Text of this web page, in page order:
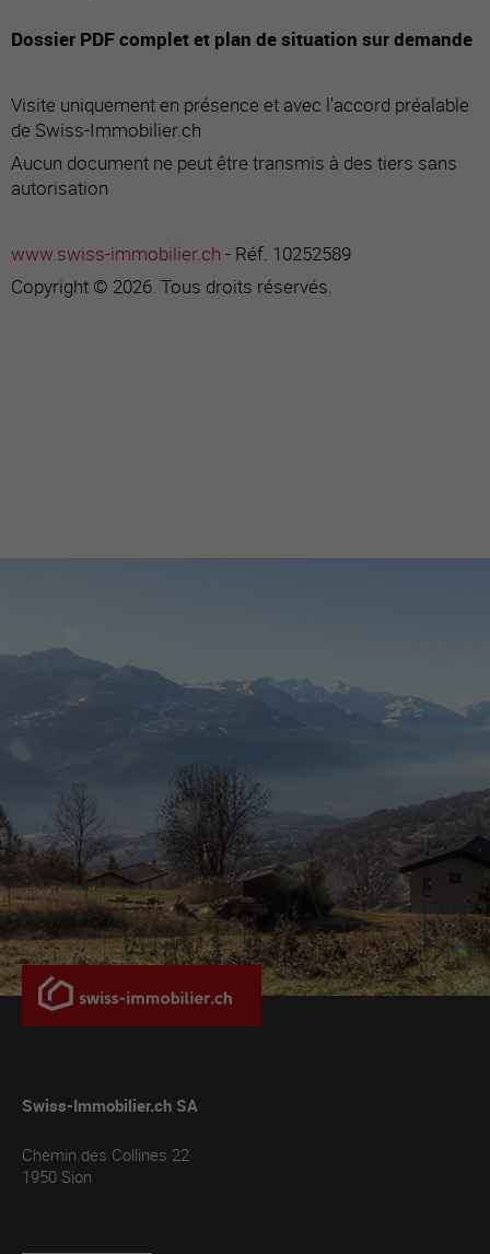
Dossier PDF complet et plan de situation sur demande
Visite uniquement en présence et avec l'accord préalable
de Swiss-Immobilier.ch
Aucun document ne peut être transmis à des tiers sans
autorisation
www.swiss-immobilier.ch - Réf. 10252589
Copyright © 2026. Tous droits réservés.
Swiss-Immobilier.ch SA
Chemin des Collines 22
1950 Sion